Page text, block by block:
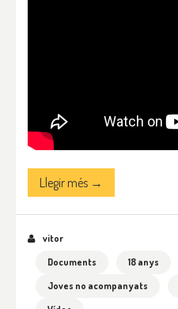
Llegir més →
vitor
Documents
18 anys
Joves no acompanyats